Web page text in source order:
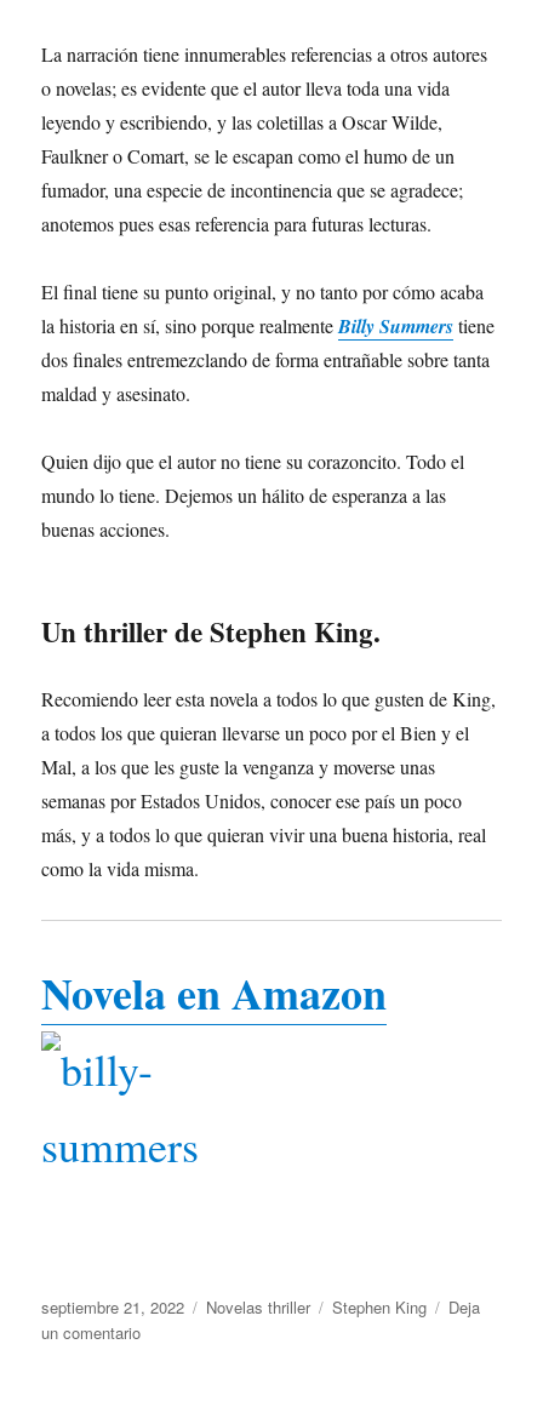
La narración tiene innumerables referencias a otros autores
o novelas; es evidente que el autor lleva toda una vida
leyendo y escribiendo, y las coletillas a Oscar Wilde,
Faulkner o Comart, se le escapan como el humo de un
fumador, una especie de incontinencia que se agradece;
anotemos pues esas referencia para futuras lecturas.
El final tiene su punto original, y no tanto por cómo acaba
la historia en sí, sino porque realmenteBilly Summerstiene
dos finales entremezclando de forma entrañable sobre tanta
maldad y asesinato.
Quien dijo que el autor no tiene su corazoncito. Todo el
mundo lo tiene. Dejemos un hálito de esperanza a las
buenas acciones.
Un thriller de Stephen King.
Recomiendo leer esta novela a todos lo que gusten de King,
a todos los que quieran llevarse un poco por el Bien y el
Mal, a los que les guste la venganza y moverse unas
semanas por Estados Unidos, conocer ese país un poco
más, y a todos lo que quieran vivir una buena historia, real
como la vida misma.
Novela en Amazon
Publicado
el
septiembre 21, 2022 Categorías
Novelas thriller Etiquetas
Stephen King
Deja
un comentarioen